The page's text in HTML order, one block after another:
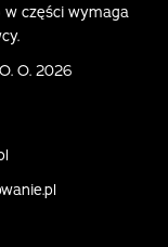
w części wymaga
O. 2026